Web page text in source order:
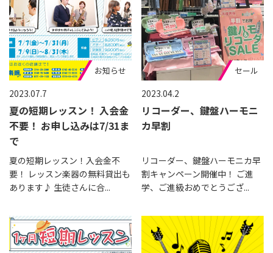
2023.07.7
夏の短期レッスン！ 入会金
不要！ お申し込みは7/31ま
で
夏の短期レッスン！入会金不
要！ レッスン楽器の無料貸出も
あります♪ 生徒さんに合...
お知らせ
2023.04.2
リコーダー、鍵盤ハーモニ
カ早割
リコーダー、鍵盤ハーモニカ早
割キャンペーン開催中！ ご進
学、ご進級おめでとうござ...
セール